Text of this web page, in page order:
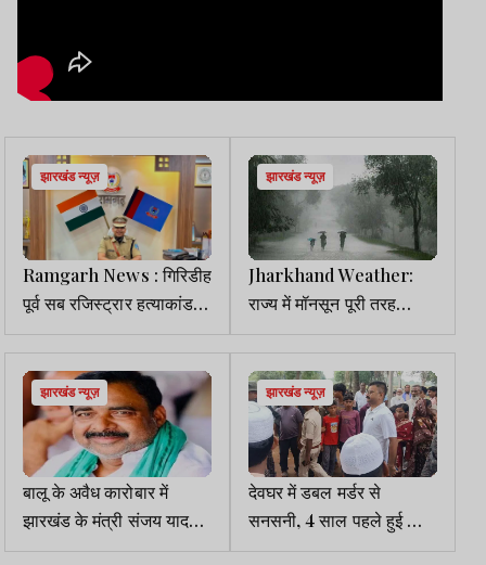
झारखंड न्यूज़
Ramgarh News : गिरिडीह
पूर्व सब रजिस्ट्रार हत्याकांड में
पुलिस की बड़ी कार्रवाई, 4 लोग
हिरासत में
झारखंड न्यूज़
Jharkhand Weather:
राज्य में मॉनसून पूरी तरह
सक्रिय, इन जिलों में भारी
बारिश का अलर्ट
झारखंड न्यूज़
बालू के अवैध कारोबार में
झारखंड के मंत्री संजय यादव
पर बिहार में आरोप तय
झारखंड न्यूज़
देवघर में डबल मर्डर से
सनसनी, 4 साल पहले हुई थी
पति की हत्या, अब पत्नी-बेटे को